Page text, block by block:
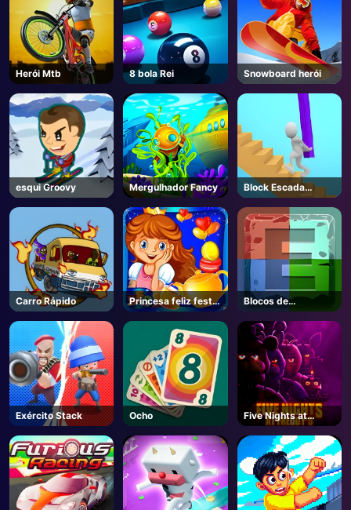
AD
Herói Mtb 8 bola Rei Snowboard herói
esqui Groovy Mergulhador Fancy
Block Escada
Correr
Carro Rápido
Princesa feliz festa
de chá cozinhar
Blocos de
elementos
Exército Stack Ocho
Five Nights at
Freddy's